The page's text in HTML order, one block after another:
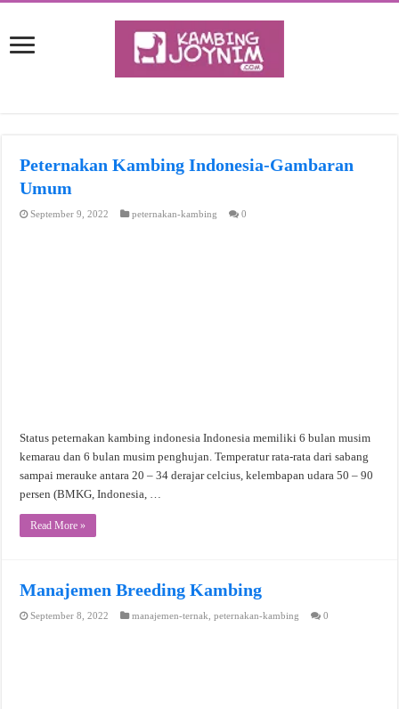
Peternakan Kambing Indonesia-Gambaran
Umum
September 9, 2022 peternakan-kambing 0
Status peternakan kambing indonesia Indonesia memiliki 6 bulan musim
kemarau dan 6 bulan musim penghujan. Temperatur rata-rata dari sabang
sampai merauke antara 20 – 34 derajar celcius, kelembapan udara 50 – 90
persen (BMKG, Indonesia, …
Read More »
Manajemen Breeding Kambing
September 8, 2022 manajemen-ternak ,peternakan-kambing 0